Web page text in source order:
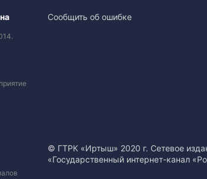
Сообщить об ошибке
© ГТРК «Иртыш» 2020 г. Сетевое
«Государственный интернет-канал